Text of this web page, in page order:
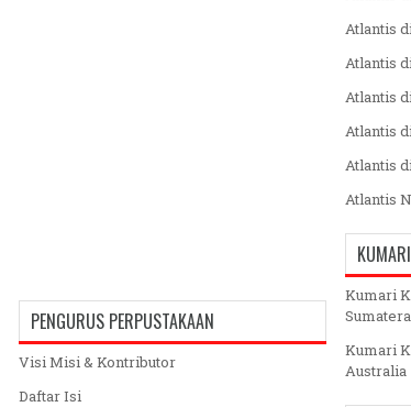
PENGURUS PERPUSTAKAAN
Visi Misi & Kontributor
Daftar Isi
Atlantis
Atlantis
Atlantis
Atlantis
Atlantis
Atlantis
Kumari
Sumatera
Kumari
Australia